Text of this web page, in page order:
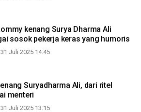
kenang Surya Dharma Ali
sosok pekerja keras yang humoris
Juli 2025 14:45
Suryadharma Ali, dari ritel
menteri
Juli 2025 13:15